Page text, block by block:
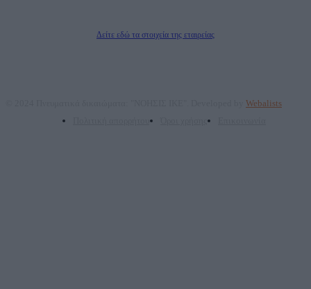
Δείτε εδώ τα στοιχεία της εταιρείας
Webalists